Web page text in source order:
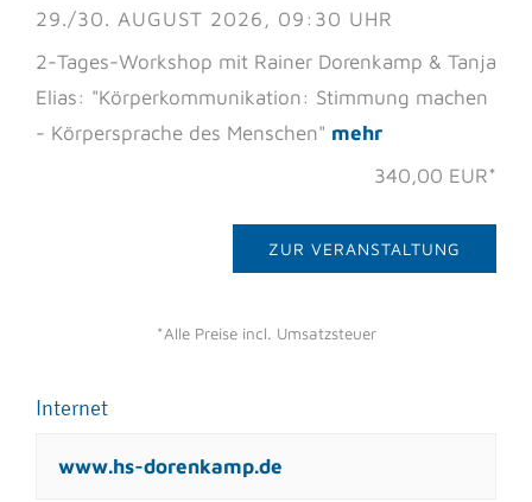
29./30. AUGUST 2026, 09:30 UHR
2-Tages-Workshop mit Rainer Dorenkamp & Tanja
Elias: "Körperkommunikation: Stimmung machen
- Körpersprache des Menschen" mehr
340,00 EUR*
ZUR VERANSTALTUNG
*Alle Preise incl. Umsatzsteuer
Internet
www.hs-dorenkamp.de